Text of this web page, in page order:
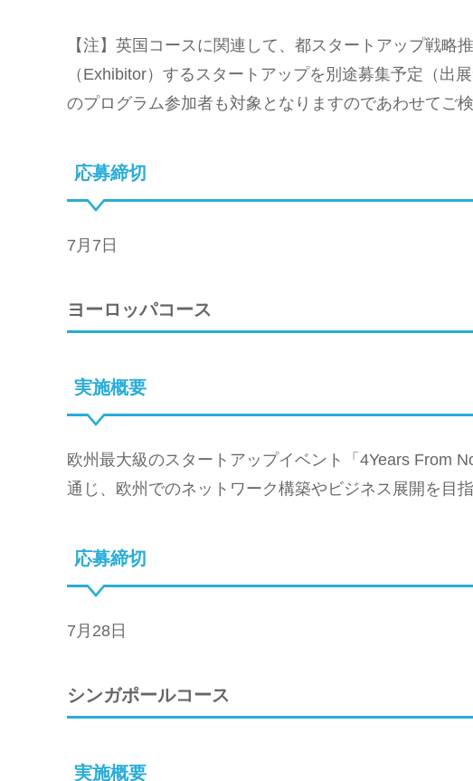
【注】英国コースに関連して、都スタートアップ戦略
（Exhibitor）するスタートアップを別途募集予定（出
のプログラム参加者も対象となりますのであわせてご検
応募締切
7月7日
ヨーロッパコース
実施概要
欧州最大級のスタートアップイベント「4Years From
通じ、欧州でのネットワーク構築やビジネス展開を目指
応募締切
7月28日
シンガポールコース
実施概要